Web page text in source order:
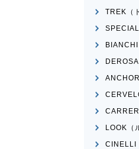
マ
明
買
TREK（
BIANCHI
LOOK（
CINELLI